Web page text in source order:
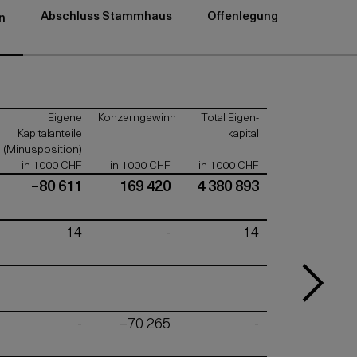
Abschluss Stammhaus Offenlegung
Eigene
Kapitalanteile
(Minusposition)
Konzerngewinn
Total Eigen-
kapital
in 1000 CHF in 1000 CHF in 1000 CHF
–80 611 169 420 4 380 893
14 - 14
- –70 265 -